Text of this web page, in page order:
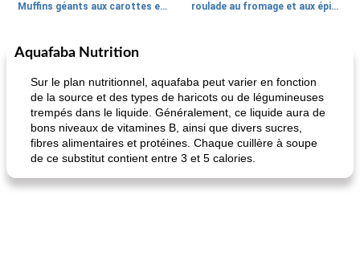
Muffins géants aux carottes et à la banane de Nif roulade au fromage et aux épinards
Marques de confiance: recettes et
astuces
Aquafaba Nutrition
Sur le plan nutritionnel, aquafaba peut varier en fonction
de la source et des types de haricots ou de légumineuses
trempés dans le liquide. Généralement, ce liquide aura de
bons niveaux de vitamines B, ainsi que divers sucres,
fibres alimentaires et protéines. Chaque cuillère à soupe
de ce substitut contient entre 3 et 5 calories.